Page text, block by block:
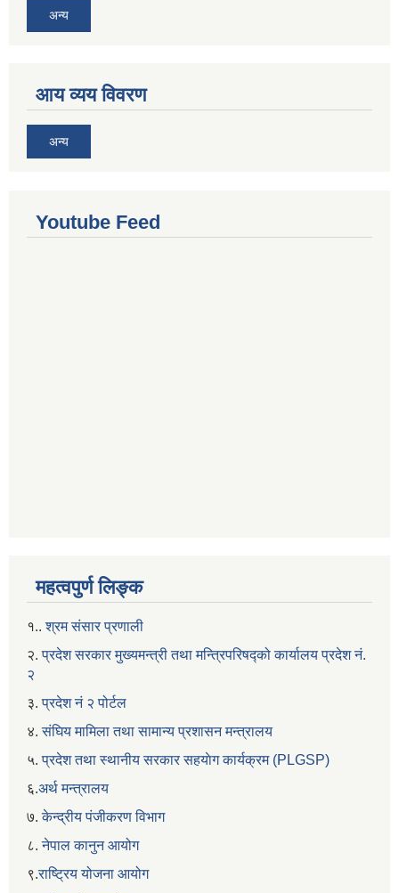
अन्य
आय व्यय विवरण
अन्य
Youtube Feed
महत्वपुर्ण लिङ्क
१..श्रम संसार प्रणाली
२. प्रदेश सरकार मुख्यमन्त्री तथा मन्त्रिपरिषद्को कार्यालय प्रदेश नं.
२
३.प्रदेश नं २ पोर्टल
४.संघिय मामिला तथा सामान्य प्रशासन मन्त्रालय
५.प्रदेश तथा स्थानीय सरकार सहयाेग कार्यक्रम (PLGSP)
६.अर्थ मन्त्रालय
७.केन्द्रीय पंजीकरण विभाग
८.नेपाल कानुन आयोग
९.राष्ट्रिय योजना आयोग